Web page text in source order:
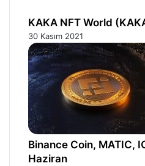
KAKA NFT World
30 Kasım 2021
Binance Coin, MATIC,
Haziran